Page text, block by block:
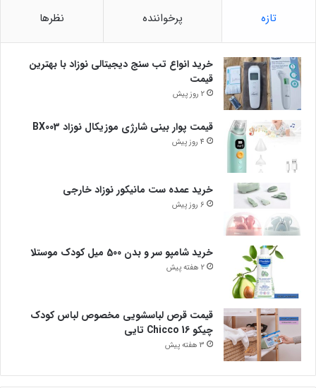
تازه پرخواننده نظرها
خرید انواع تب سنج دیجیتالی نوزاد با بهترین
قیمت
2 روز پیش
قیمت پوار بینی شارژی موزیکال نوزاد BX003
4 روز پیش
خرید عمده ست مانیکور نوزاد خارجی
6 روز پیش
خرید شامپو سر و بدن 500 میل کودک موستلا
2 هفته پیش
قیمت قرص لباسشویی مخصوص لباس کودک
چیکو Chicco 16 تایی
3 هفته پیش